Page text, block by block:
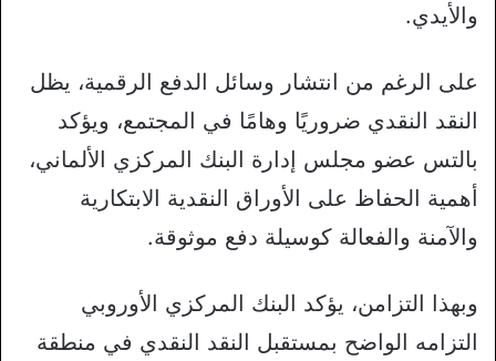
والأيدي.
على الرغم من انتشار وسائل الدفع الرقمية، يظل
النقد النقدي ضروريًا وهامًا في المجتمع، ويؤكد
بالتس عضو مجلس إدارة البنك المركزي الألماني،
أهمية الحفاظ على الأوراق النقدية الابتكارية
والآمنة والفعالة كوسيلة دفع موثوقة.
وبهذا التزامن، يؤكد البنك المركزي الأوروبي
التزامه الواضح بمستقبل النقد النقدي في منطقة